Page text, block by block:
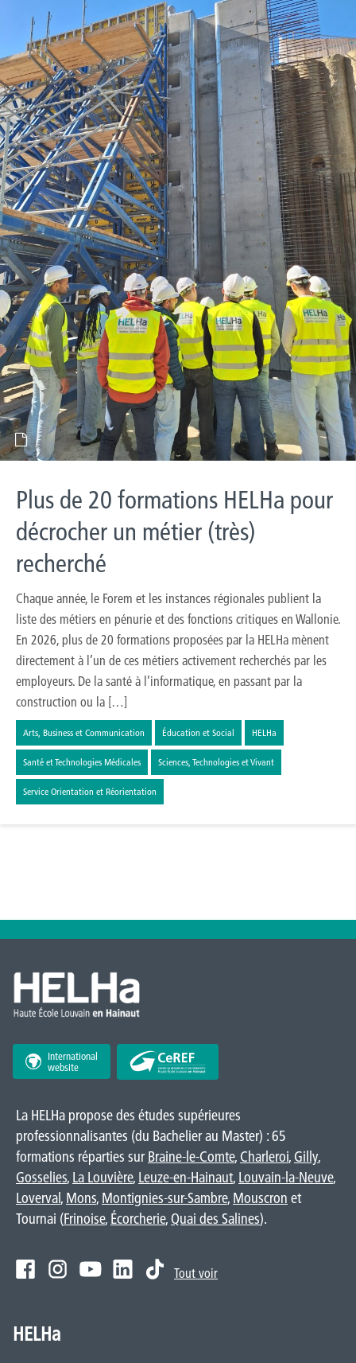
Plus de 20 formations HELHa pour
décrocher un métier (très)
recherché
Chaque année, le Forem et les instances régionales publient la
liste des métiers en pénurie et des fonctions critiques en Wallonie.
En 2026, plus de 20 formations proposées par la HELHa mènent
directement à l’un de ces métiers activement recherchés par les
employeurs. De la santé à l’informatique, en passant par la
construction ou la […]
Arts, Business et Communication Éducation et Social HELHa
Santé et Technologies Médicales Sciences, Technologies et Vivant
Service Orientation et Réorientation
International
website
La HELHa propose des études supérieures
professionnalisantes (du Bachelier au Master) : 65
formations réparties surBraine-le-Comte, Charleroi, Gilly,
Gosselies, La Louvière, Leuze-en-Hainaut, Louvain-la-Neuve,
Loverval, Mons, Montignies-sur-Sambre, Mouscron et
Tournai (Frinoise, Écorcherie, Quai des Salines).
Tout voir
HELHa